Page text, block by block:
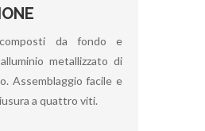
da fondo e
metallizzato di
Assemblaggio facile e
a quattro viti.